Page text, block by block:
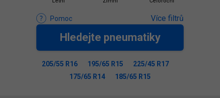
Pomoc Více filtrů
Hledejte pneumatiky
205/55 R16 195/65 R15
225/45 R17
175/65 R14
185/65 R15